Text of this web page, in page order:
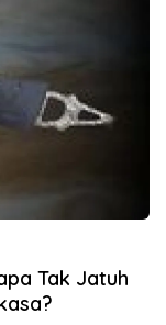
Tak Jatuh